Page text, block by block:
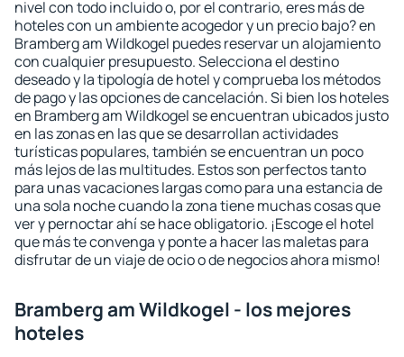
nivel con todo incluido o, por el contrario, eres más de
hoteles con un ambiente acogedor y un precio bajo? en
Bramberg am Wildkogel puedes reservar un alojamiento
con cualquier presupuesto. Selecciona el destino
deseado y la tipología de hotel y comprueba los métodos
de pago y las opciones de cancelación. Si bien los hoteles
en Bramberg am Wildkogel se encuentran ubicados justo
en las zonas en las que se desarrollan actividades
turísticas populares, también se encuentran un poco
más lejos de las multitudes. Estos son perfectos tanto
para unas vacaciones largas como para una estancia de
una sola noche cuando la zona tiene muchas cosas que
ver y pernoctar ahí se hace obligatorio. ¡Escoge el hotel
que más te convenga y ponte a hacer las maletas para
disfrutar de un viaje de ocio o de negocios ahora mismo!
Bramberg am Wildkogel - los mejores
hoteles